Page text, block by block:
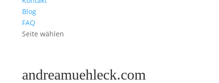
Blog
FAQ
Seite wählen
andreamuehleck.com